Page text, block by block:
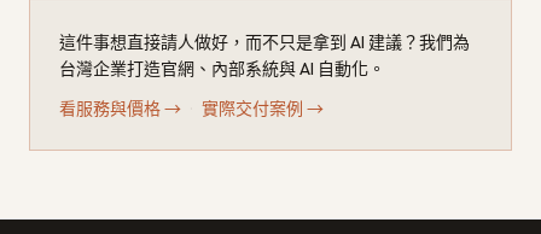
這件事想直接請人做好，而不只是拿到 AI 建議？我們為
台灣企業打造官網、內部系統與 AI 自動化。
看服務與價格→ 實際交付案例 →